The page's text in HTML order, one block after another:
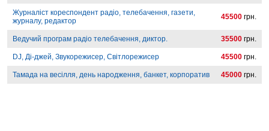
Журналіст кореспондент радіо, телебачення, газети,
журналу, редактор
45500 грн.
Ведучий програм радіо телебачення, диктор. 35500 грн.
DJ, Ді-джей, Звукорежисер, Світлорежисер 45500 грн.
Тамада на весілля, день народження, банкет, корпоратив 45000 грн.